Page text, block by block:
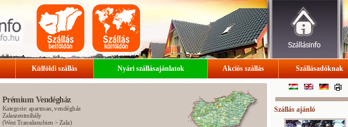
Külföldi szállás Nyári szállásajánlatok Akciós szállás Szállásadóknak
Prémium Vendégház
Kategorie: apartman, vendégház
Zalaszentmihály
(West Transdanubien > Zala)
Szállás ajánló